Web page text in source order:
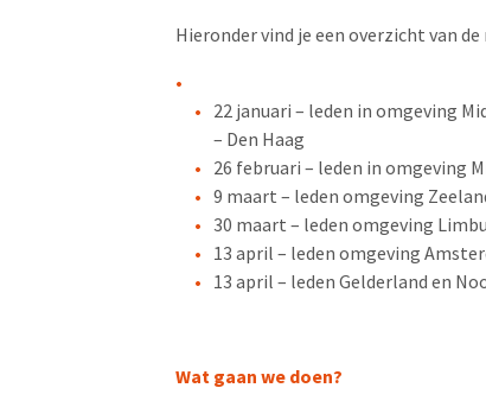
Hieronder vind je een overzicht van
22 januari – leden in omgeving
– Den Haag
26 februari – leden in omgeving
9 maart – leden omgeving
30 maart – leden omgeving
13 april – leden omgeving
13 april – leden Gelderland en
Wat gaan we doen?